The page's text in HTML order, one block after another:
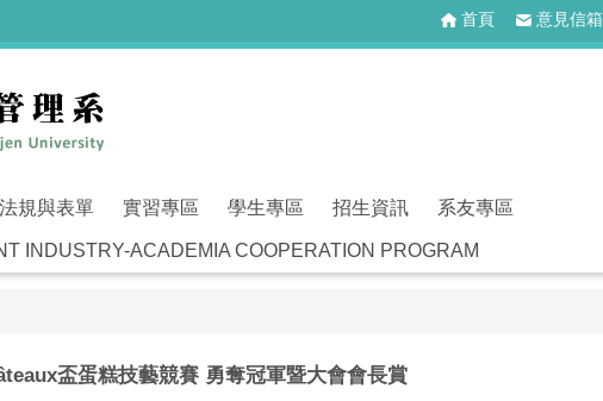
首頁 意見信箱
法規與表單 實習專區 學生專區 招生資訊 系友專區
INDUSTRY-ACADEMIA COOPERATION PROGRAM
盃蛋糕技藝競賽 勇奪冠軍暨大會會長賞